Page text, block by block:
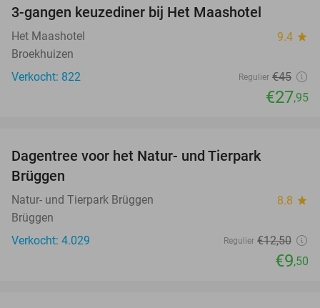
3-gangen keuzediner bij Het Maashotel
Het Maashotel 9.4 star
Broekhuizen
Verkocht: 822
Regulier €45
€27,95
Dagentree voor het Natur- und Tierpark
Brüggen
Natur- und Tierpark Brüggen 8.8 star
Brüggen
Verkocht: 4.029
Regulier €12,50
€9,50